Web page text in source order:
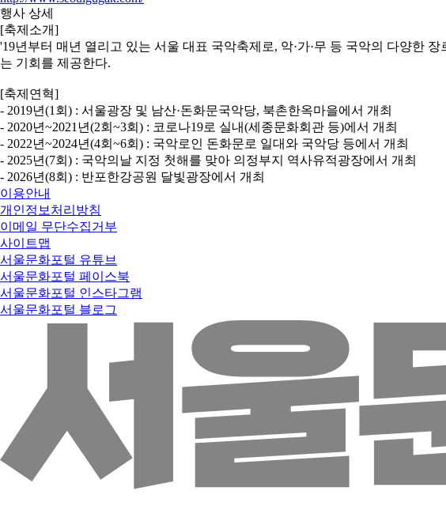
행사 상세
[축제소개]
'19년부터 매년 열리고 있는 서울 대표 국악축제로, 악·가·무 등 국악의 다양한
는 기회를 제공한다.
[축제연혁]
- 2019년(1회) : 서울광장 및 남산·돈화문국악당, 북촌한옥마을에서 개최
- 2020년~2021년(2회~3회) : 코로나19로 실내(세종문화회관 등)에서 개최
- 2022년~2024년(4회~6회) : 국악로인 돈화문로 일대와 국악당 등에서 개최
- 2025년(7회) : 국악의날 지정 첫해를 맞아 의정부지 역사유적광장에서 개최
- 2026년(8회) : 반포한강공원 달빛광장에서 개최
이용안내
개인정보처리방침
이메일 무단수집거부
사이트맵
서울문화포털 유튜브
서울문화포털 페이스북
서울문화포털 인스타그램
서울문화포털 블로그